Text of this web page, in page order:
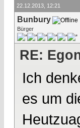
22.12.2013, 12:21
Bunbury
Bürger
RE:
Ich
es um